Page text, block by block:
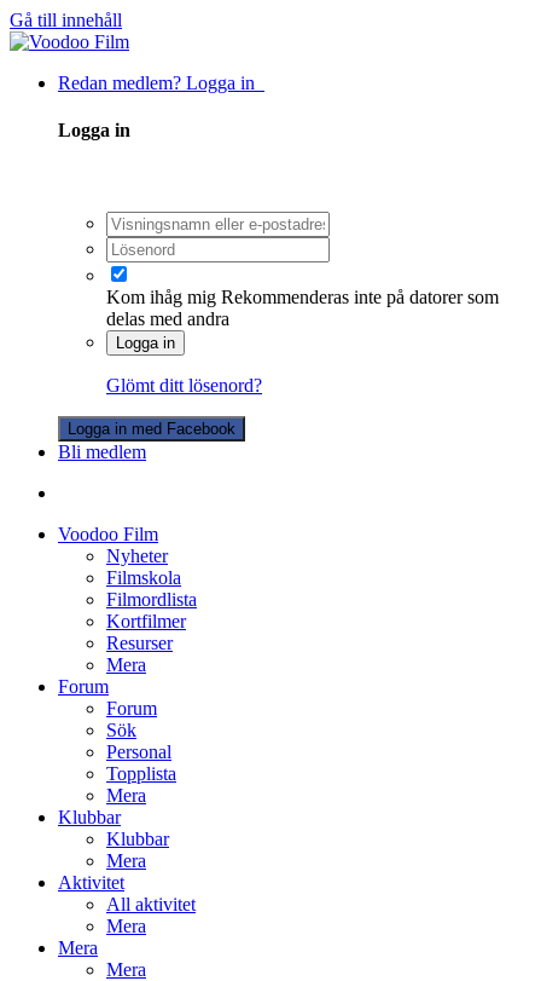
Gå till innehåll
Redan medlem? Logga in
Logga in
Kom ihåg mig Rekommenderas inte på datorer som
delas med andra
Logga in
Glömt ditt lösenord?
Logga in med Facebook
Bli medlem
Voodoo Film
Nyheter
Filmskola
Filmordlista
Kortfilmer
Resurser
Mera
Forum
Forum
Sök
Personal
Topplista
Mera
Klubbar
Klubbar
Mera
Aktivitet
All aktivitet
Mera
Mera
Mera